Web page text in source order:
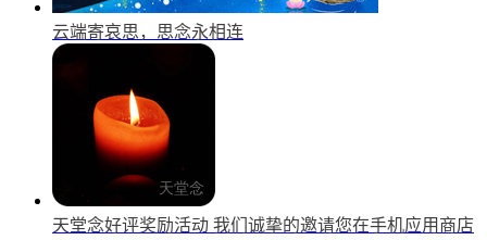
云端寄哀思，思念永相连
天堂念好评奖励活动 我们诚挚的邀请您在手机应用商店